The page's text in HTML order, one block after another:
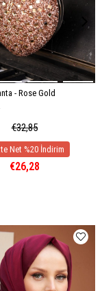
- Rose Gold
€32,85
€26,28